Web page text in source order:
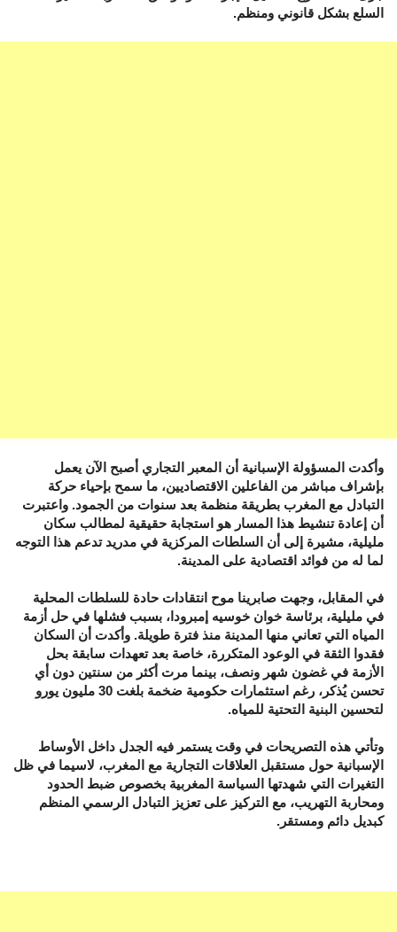
السلع بشكل قانوني ومنظم.
وأكدت المسؤولة الإسبانية أن المعبر التجاري أصبح الآن يعمل
بإشراف مباشر من الفاعلين الاقتصاديين، ما سمح بإحياء حركة
التبادل مع المغرب بطريقة منظمة بعد سنوات من الجمود. واعتبرت
أن إعادة تنشيط هذا المسار هو استجابة حقيقية لمطالب سكان
مليلية، مشيرة إلى أن السلطات المركزية في مدريد تدعم هذا التوجه
لما له من فوائد اقتصادية على المدينة.
في المقابل، وجهت صابرينا موح انتقادات حادة للسلطات المحلية
في مليلية، برئاسة خوان خوسيه إمبرودا، بسبب فشلها في حل أزمة
المياه التي تعاني منها المدينة منذ فترة طويلة. وأكدت أن السكان
فقدوا الثقة في الوعود المتكررة، خاصة بعد تعهدات سابقة بحل
الأزمة في غضون شهر ونصف، بينما مرت أكثر من سنتين دون أي
تحسن يُذكر، رغم استثمارات حكومية ضخمة بلغت 30 مليون يورو
لتحسين البنية التحتية للمياه.
وتأتي هذه التصريحات في وقت يستمر فيه الجدل داخل الأوساط
الإسبانية حول مستقبل العلاقات التجارية مع المغرب، لاسيما في ظل
التغيرات التي شهدتها السياسة المغربية بخصوص ضبط الحدود
ومحاربة التهريب، مع التركيز على تعزيز التبادل الرسمي المنظم
كبديل دائم ومستقر.